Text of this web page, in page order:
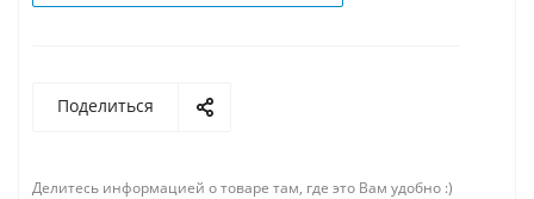
Поделиться
Делитесь информацией о товаре там, где это Вам удобно :)